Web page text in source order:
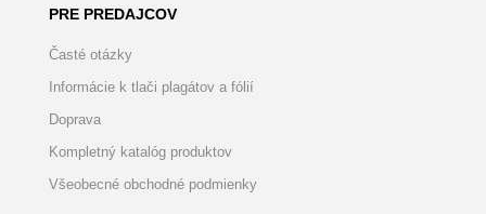
PRE PREDAJCOV
Časté otázky
Informácie k tlači plagátov a fólií
Doprava
Kompletný katalóg produktov
Všeobecné obchodné podmienky